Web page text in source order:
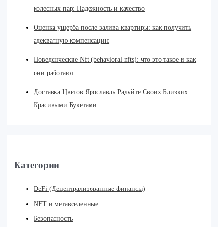
колесных пар: Надежность и качество
Оценка ущерба после залива квартиры: как получить
адекватную компенсацию
Поведенческие Nft (behavioral nfts): что это такое и как
они работают
Доставка Цветов Ярославль Радуйте Своих Близких
Красивыми Букетами
Категории
DeFi (Децентрализованные финансы)
NFT и метавселенные
Безопасность